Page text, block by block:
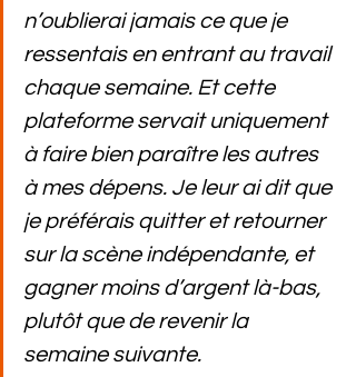
n’oublierai jamais ce que je
ressentais en entrant au travail
chaque semaine. Et cette
plateforme servait uniquement
à faire bien paraître les autres
à mes dépens. Je leur ai dit que
je préférais quitter et retourner
sur la scène indépendante, et
gagner moins d’argent là-bas,
plutôt que de revenir la
semaine suivante.